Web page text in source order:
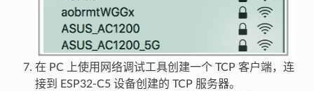
在 PC 上使用网络调试工具创建一个 TCP 客户端，连
接到 ESP32-C5 设备创建的 TCP 服务器。